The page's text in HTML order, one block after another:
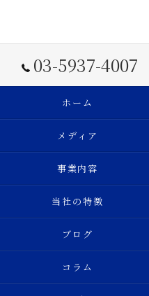
03-5937-4007
ホーム
メディア
事業内容
当社の特徴
ブログ
コラム